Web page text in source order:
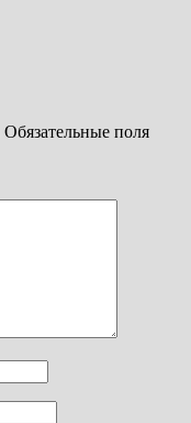
Обязательные поля